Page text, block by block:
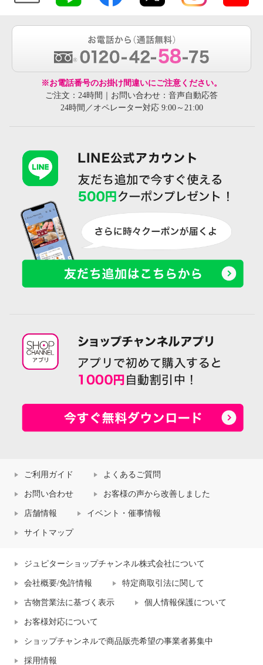
※お電話番号のお掛け間違いにご注意ください。
ご注文：24時間｜お問い合わせ：音声自動応答
24時間／オペレーター対応 9:00～21:00
ご利用ガイド よくあるご質問
お問い合わせ お客様の声から改善しました
店舗情報 イベント・催事情報
サイトマップ
ジュピターショップチャンネル株式会社について
会社概要/免許情報 特定商取引法に関して
古物営業法に基づく表示 個人情報保護について
お客様対応について
ショップチャンネルで商品販売希望の事業者募集中
採用情報